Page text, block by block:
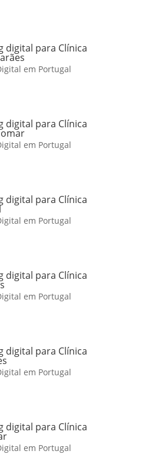
digital para Clínica
em Portugal
digital para Clínica
em Portugal
digital para Clínica
em Portugal
digital para Clínica
em Portugal
digital para Clínica
em Portugal
digital para Clínica
em Portugal